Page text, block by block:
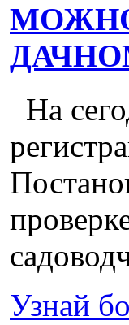
На
Узнай